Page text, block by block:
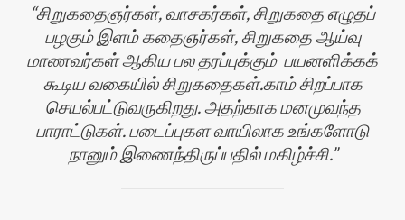
சிறுகதைஞர்கள், வாசகர்கள், சிறுகதை எழுதப்
பழகும் இளம் கதைஞர்கள், சிறுகதை ஆய்வு
மாணவர்கள் ஆகிய பல தரப்புக்கும் பயனளிக்கக்
கூடிய வகையில் சிறுகதைகள்.காம் சிறப்பாக
செயல்பட்டுவருகிறது. அதற்காக மனமுவந்த
பாராட்டுகள். படைப்புகள வாயிலாக உங்களோடு
நானும் இணைந்திருப்பதில் மகிழ்ச்சி.